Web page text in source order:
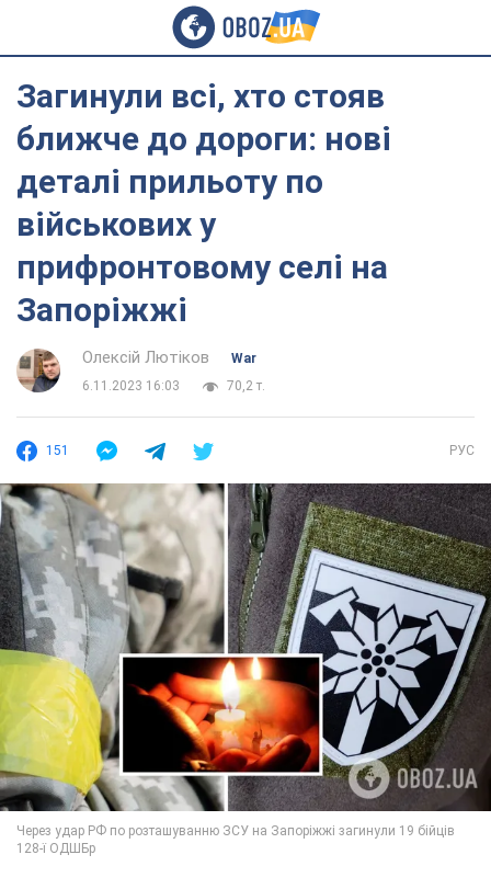
Загинули всі, хто стояв
ближче до дороги: нові
деталі прильоту по
військових у
прифронтовому селі на
Запоріжжі
Олексій Лютіков
War
6.11.2023 16:03
70,2 т.
151 РУС